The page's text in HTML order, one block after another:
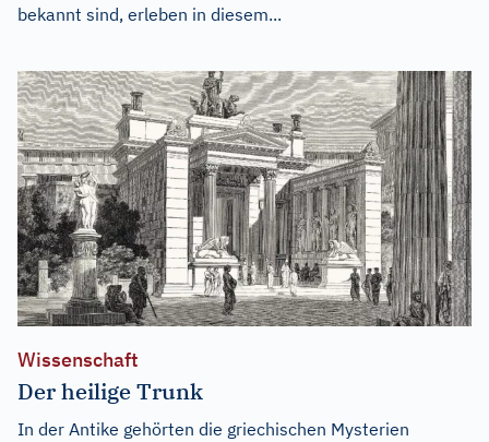
bekannt sind, erleben in diesem...
Wissenschaft
Der heilige Trunk
In der Antike gehörten die griechischen Mysterien